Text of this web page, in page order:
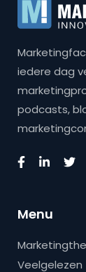
iedere dag
podcasts,
Menu
Veelgelezen